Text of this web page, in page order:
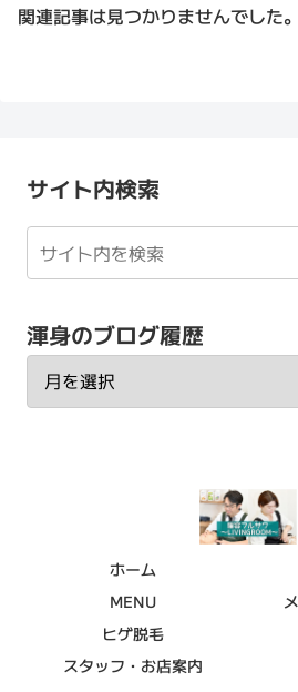
関連記事は見つかりませんでした。
サイト内検索
渾身のブログ履歴
ホーム
MENU
ヒゲ脱毛
スタッフ・お店案内